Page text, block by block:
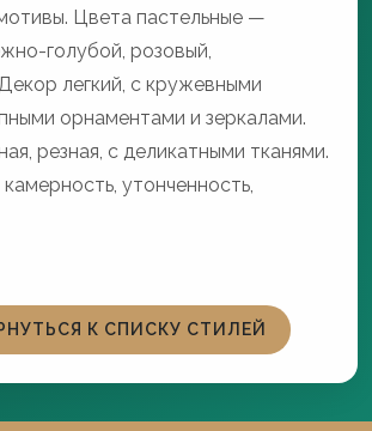
Цвета пастельные —
голубой, розовый,
легкий, с кружевными
орнаментами и зеркалами.
резная, с деликатными тканями.
утонченность,
К СПИСКУ СТИЛЕЙ